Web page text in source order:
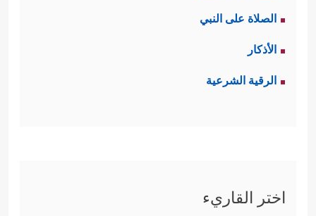
الصلاة على النبي
الأذكار
الرقية الشرعية
اختر القاريء